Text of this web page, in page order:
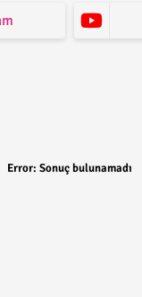
Error: Sonuç bulunamadı